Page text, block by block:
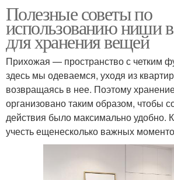
Ниша с подсветкой
Прихожая с подсветкой
Стен в прихожей
Полезные советы по
использованию ниши
для хранения вещей
Прихожая — пространство с четким
здесь мы одеваемся, уходя из
возвращаясь в нее. Поэтому
организовано таким образом, чтобы
действия было максимально удобно.
учесть ещенесколько важных